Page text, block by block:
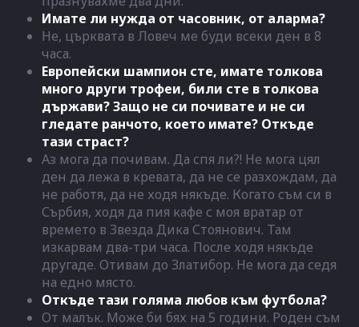
Имате ли нужда от часовник, от аларма?
Не, църквата в Ловеч ме буди всеки ден в 8
часа.
Европейски шампион сте, имате толкова
много други трофеи, били сте в толкова
държави? Защо не си почивате и не си
гледате ранчото, което имате? Откъде
тази страст?
Аз мога да почивам. Да спя ли?! Не мога цял
ден да лежа в кревата, да не се разхождам, да
не работя, да не ходя някъде. Когато съм си в
Сърбия, ходя да пия кафе с моя вратар от
времето в Звезда Дика Стоянович. Там
изкарвам два-три часа. После ходя някъде
другаде. Отивам до Златибор. Не мога да седя
на едно място.
Откъде тази голяма любов към футбола?
От малък. Може би бях на 5 години. Роден съм